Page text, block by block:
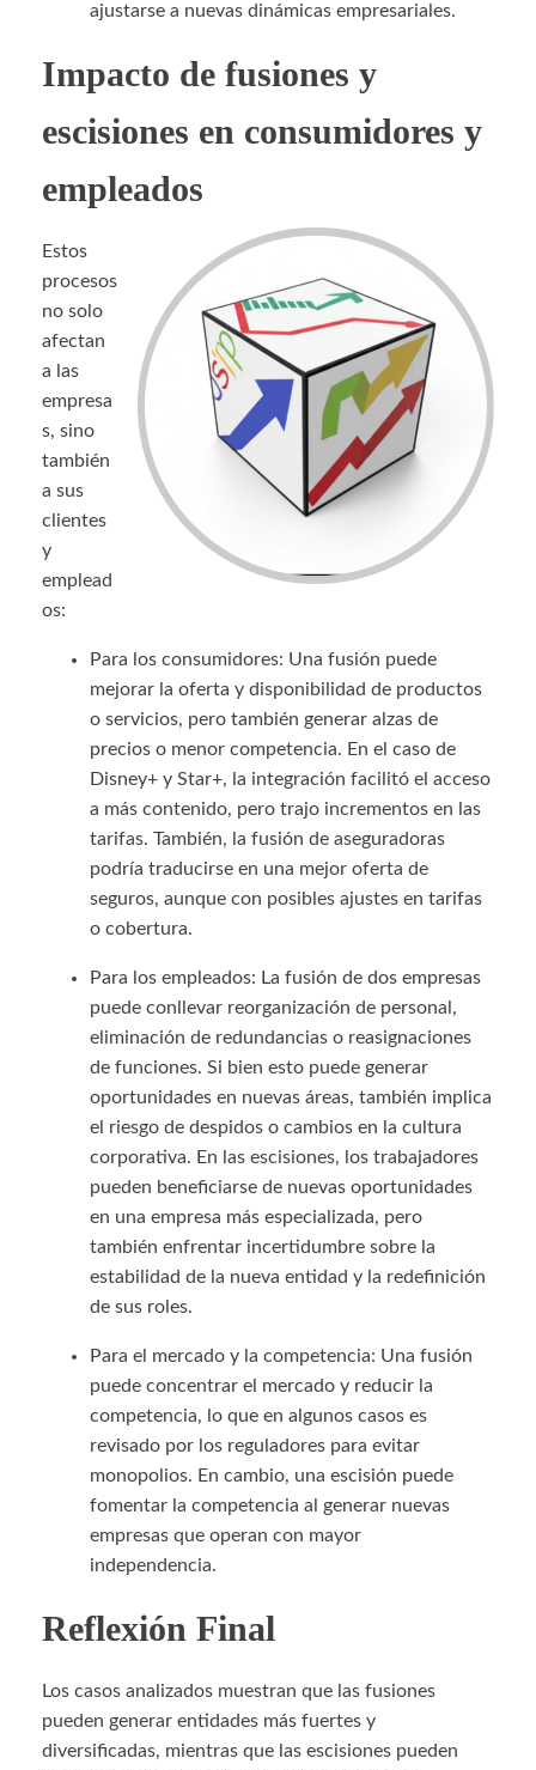
ajustarse a nuevas dinámicas empresariales.
Impacto de fusiones y
escisiones en consumidores y
empleados
Estos
procesos
no solo
afectan
a las
empresa
s, sino
también
a sus
clientes
y
emplead
os:
Para los consumidores: Una fusión puede
mejorar la oferta y disponibilidad de productos
o servicios, pero también generar alzas de
precios o menor competencia. En el caso de
Disney+ y Star+, la integración facilitó el acceso
a más contenido, pero trajo incrementos en las
tarifas. También, la fusión de aseguradoras
podría traducirse en una mejor oferta de
seguros, aunque con posibles ajustes en tarifas
o cobertura.
Para los empleados: La fusión de dos empresas
puede conllevar reorganización de personal,
eliminación de redundancias o reasignaciones
de funciones. Si bien esto puede generar
oportunidades en nuevas áreas, también implica
el riesgo de despidos o cambios en la cultura
corporativa. En las escisiones, los trabajadores
pueden beneficiarse de nuevas oportunidades
en una empresa más especializada, pero
también enfrentar incertidumbre sobre la
estabilidad de la nueva entidad y la redefinición
de sus roles.
Para el mercado y la competencia: Una fusión
puede concentrar el mercado y reducir la
competencia, lo que en algunos casos es
revisado por los reguladores para evitar
monopolios. En cambio, una escisión puede
fomentar la competencia al generar nuevas
empresas que operan con mayor
independencia.
Reflexión Final
Los casos analizados muestran que las fusiones
pueden generar entidades más fuertes y
diversificadas, mientras que las escisiones pueden